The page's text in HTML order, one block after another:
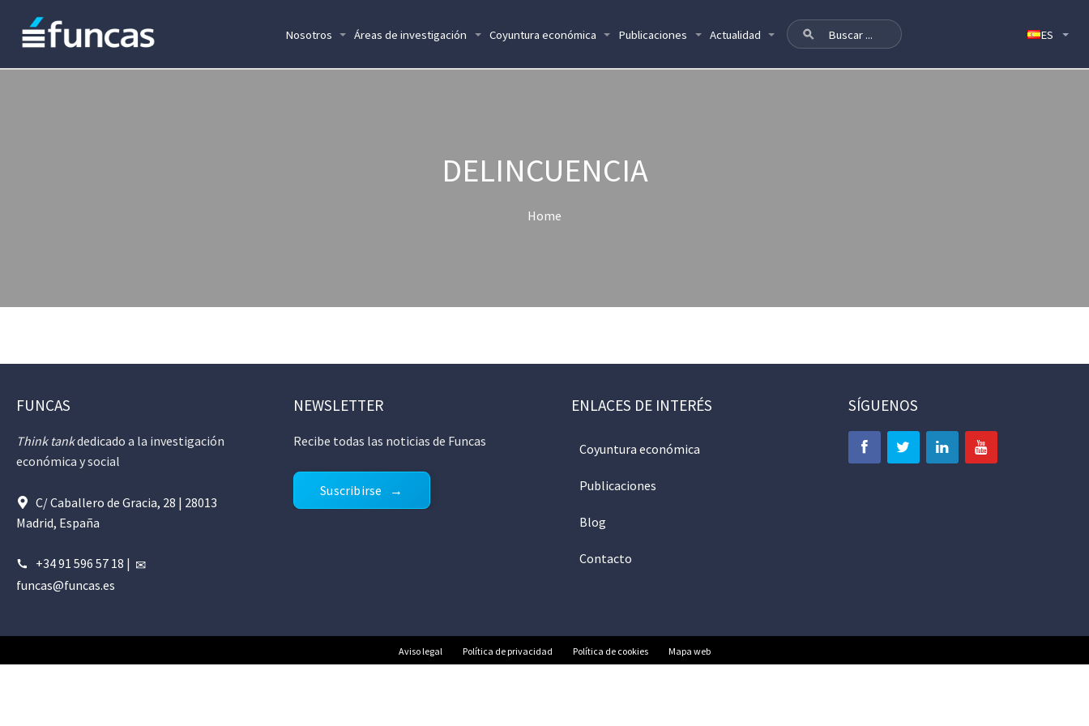
Nosotros Áreas de investigación Coyuntura económica Publicaciones Actualidad
DELINCUENCIA
Home
FUNCAS
Think tankdedicado a la investigación
económica y social
C/ Caballero de Gracia, 28 | 28013
Madrid, España
+34 91 596 57 18 |
funcas@funcas.es
NEWSLETTER
Recibe todas las noticias de Funcas
Suscribirse
ENLACES DE INTERÉS
Coyuntura económica
Publicaciones
Blog
Contacto
SÍGUENOS
Aviso legal Política de privacidad Política de cookies Mapa web